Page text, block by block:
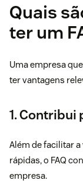
Quais
ter um
Uma empresa
ter vantagens
1. Contribui
Além de facilitar
rápidas, o FAQ
empresa.